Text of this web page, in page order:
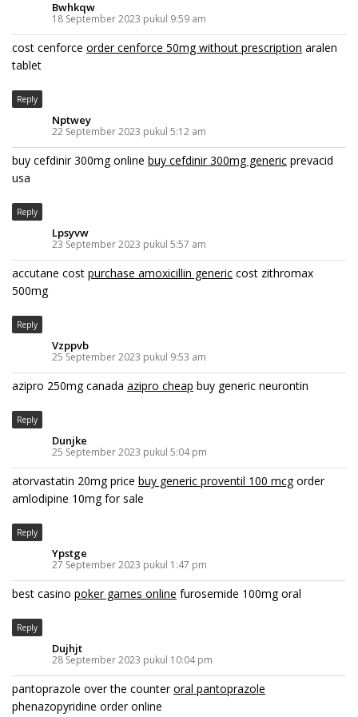
Bwhkqw
18 September 2023 pukul 9:59 am
cost cenforce order cenforce 50mg without prescription aralen
tablet
Reply
Nptwey
22 September 2023 pukul 5:12 am
buy cefdinir 300mg online buy cefdinir 300mg generic prevacid
usa
Reply
Lpsyvw
23 September 2023 pukul 5:57 am
accutane cost purchase amoxicillin generic cost zithromax
500mg
Reply
Vzppvb
25 September 2023 pukul 9:53 am
azipro 250mg canada azipro cheap buy generic neurontin
Reply
Dunjke
25 September 2023 pukul 5:04 pm
atorvastatin 20mg price buy generic proventil 100 mcgorder
amlodipine 10mg for sale
Reply
Ypstge
27 September 2023 pukul 1:47 pm
best casino poker games online furosemide 100mg oral
Reply
Dujhjt
28 September 2023 pukul 10:04 pm
pantoprazole over the counteroral pantoprazole
phenazopyridine order online